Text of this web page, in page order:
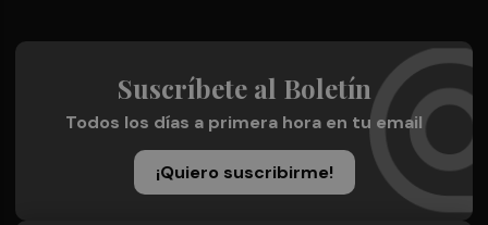
Suscríbete al Boletín
Todos los días a primera hora en tu email
¡Quiero suscribirme!